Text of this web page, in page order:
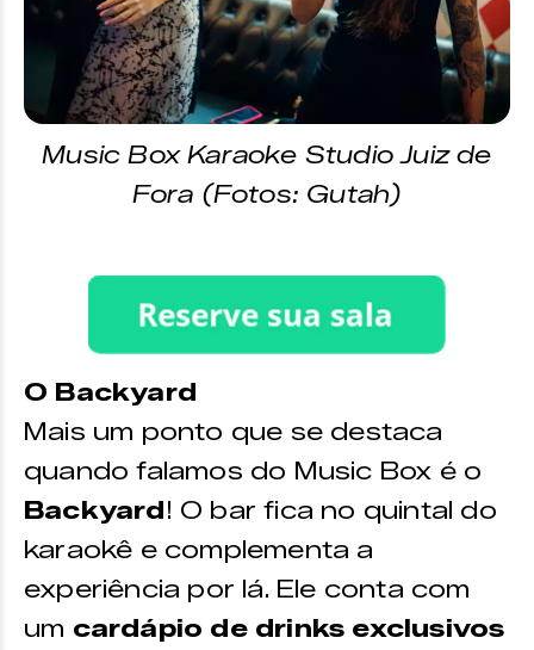
Music Box Karaoke Studio Juiz de
Fora (Fotos: Gutah)
O Backyard
Mais um ponto que se destaca
quando falamos do Music Box é o
Backyard! O bar fica no quintal do
karaokê e complementa a
experiência por lá. Ele conta com
um cardápio de drinks exclusivos